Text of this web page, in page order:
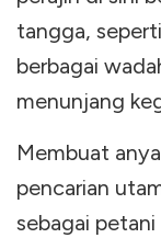
tangga,
berbagai
menunjang
Membuat
pencarian
sebagai petani